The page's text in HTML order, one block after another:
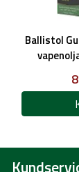
Ballistol